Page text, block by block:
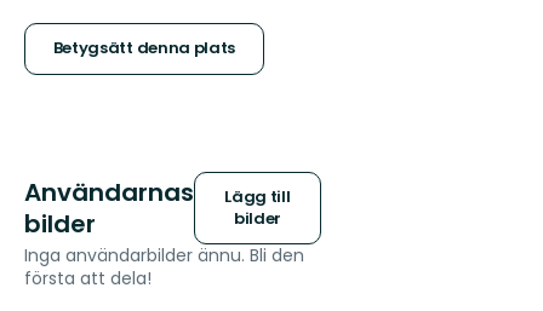
stjärnor
Betygsätt denna plats
Användarnas
bilder
Lägg till
bilder
Inga användarbilder ännu. Bli den
första att dela!